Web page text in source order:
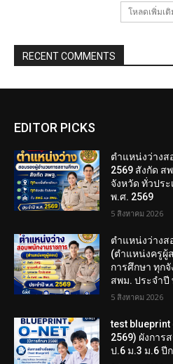
โหลดเพิ่มเติ
RECENT COMMENTS
EDITOR PICKS
ตำแหน่งว่างส
2569 สังกัด ส
จังหวัด ทั่วปร
พ.ศ. 2569
5 สิงหาคม 2026
ตำแหน่งว่างส
(ตำแหน่งครูผู้
การศึกษา ทุก
สพม. ประจำปี
5 สิงหาคม 2026
test blueprint
2569) ผังการ
ป.6 ม.3 ม.6 ปี